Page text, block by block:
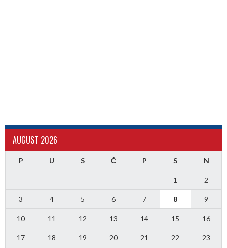
AUGUST 2026
P U S Č P S N
1 2
3 4 5 6 7 8 9
10 11 12 13 14 15 16
17 18 19 20 21 22 23